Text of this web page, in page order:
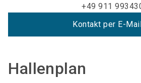
+49 911
Kontakt per E-
Hallenplan